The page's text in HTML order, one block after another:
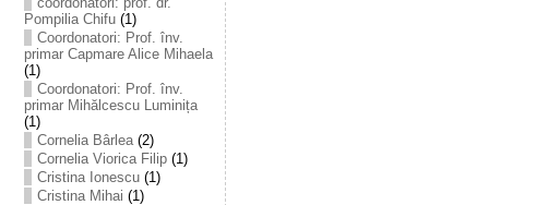
Pompilia Chifu(1)
Coordonatori: Prof. înv.
primar Capmare Alice Mihaela
(1)
Coordonatori: Prof. înv.
primar Mihălcescu Luminița
(1)
Cornelia Bârlea(2)
Cornelia Viorica Filip(1)
Cristina Ionescu(1)
Cristina Mihai (1)